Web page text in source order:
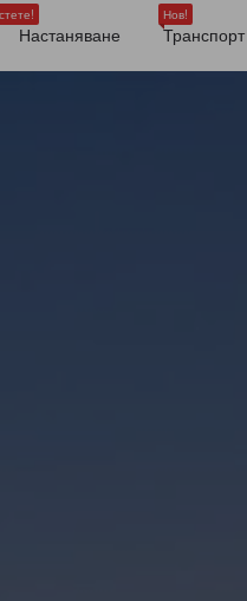
Настаняване
Нов!
Транспорт